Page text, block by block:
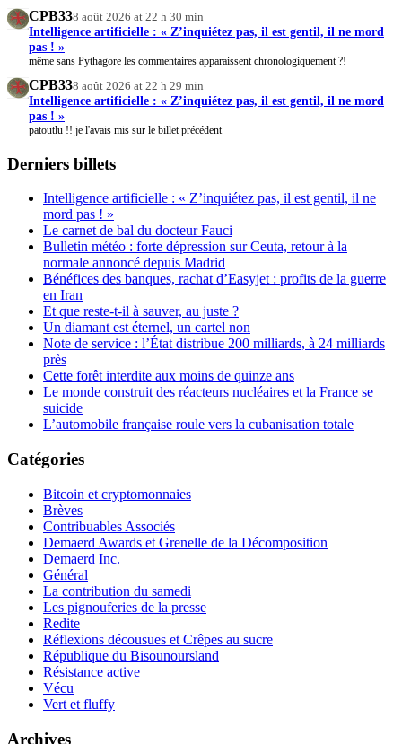
CPB338 août 2026 at 22 h 30 min
Intelligence artificielle : « Z’inquiétez pas, il est gentil, il ne mord
pas ! »
même sans Pythagore les commentaires apparaissent chronologiquement ?!
CPB338 août 2026 at 22 h 29 min
Intelligence artificielle : « Z’inquiétez pas, il est gentil, il ne mord
pas ! »
patoutlu !! je l'avais mis sur le billet précédent
Derniers billets
Intelligence artificielle : « Z’inquiétez pas, il est gentil, il ne
mord pas ! »
Le carnet de bal du docteur Fauci
Bulletin météo : forte dépression sur Ceuta, retour à la
normale annoncé depuis Madrid
Bénéfices des banques, rachat d’Easyjet : profits de la guerre
en Iran
Et que reste-t-il à sauver, au juste ?
Un diamant est éternel, un cartel non
Note de service : l’État distribue 200 milliards, à 24 milliards
près
Cette forêt interdite aux moins de quinze ans
Le monde construit des réacteurs nucléaires et la France se
suicide
L’automobile française roule vers la cubanisation totale
Catégories
Bitcoin et cryptomonnaies
Brèves
Contribuables Associés
Demaerd Awards et Grenelle de la Décomposition
Demaerd Inc.
Général
La contribution du samedi
Les pignouferies de la presse
Redite
Réflexions décousues et Crêpes au sucre
République du Bisounoursland
Résistance active
Vécu
Vert et fluffy
Archives